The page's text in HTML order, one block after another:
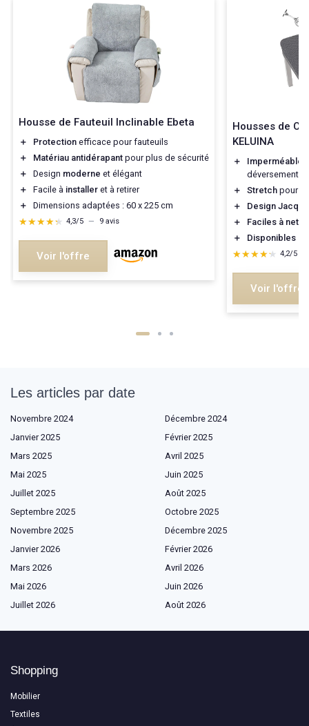
Housse de Fauteuil Inclinable Ebeta
＋ Protection efficace pour fauteuils
＋
Matériau antidérapant pour plus de sécurité
＋
Design moderne et élégant
＋
Facile à installer et à retirer
＋
Dimensions adaptées : 60 x 225 cm
★★★★★
★★★★★ 4,3/5 — 9 avis
Voir l'offre
Housses de
KELUINA
＋ Imperméable
déversements
＋
Stretch pour
＋
Design
＋
Faciles à
＋
Disponibles
★★★★★
★★★★★ 4,2/5
Voir l'offre
Les articles par date
Novembre 2024
Décembre 2024
Janvier 2025
Février 2025
Mars 2025
Avril 2025
Mai 2025
Juin 2025
Juillet 2025
Août 2025
Septembre 2025
Octobre 2025
Novembre 2025
Décembre 2025
Janvier 2026
Février 2026
Mars 2026
Avril 2026
Mai 2026
Juin 2026
Juillet 2026
Août 2026
Shopping
Mobilier
Textiles